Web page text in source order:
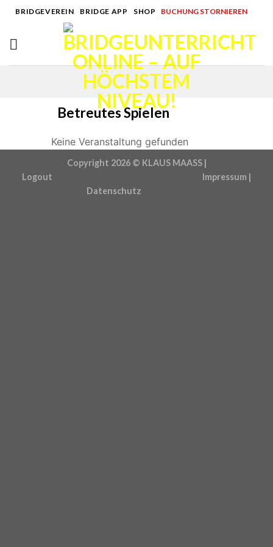
Skip
content
BRIDGEVEREIN BRIDGE APP SHOP BUCHUNG STORNIEREN
Betreutes Spielen
Keine Veranstaltung gefunden
Copyright 2026 © KLAUS MAASS |
Logout
Impressum |
Datenschutz